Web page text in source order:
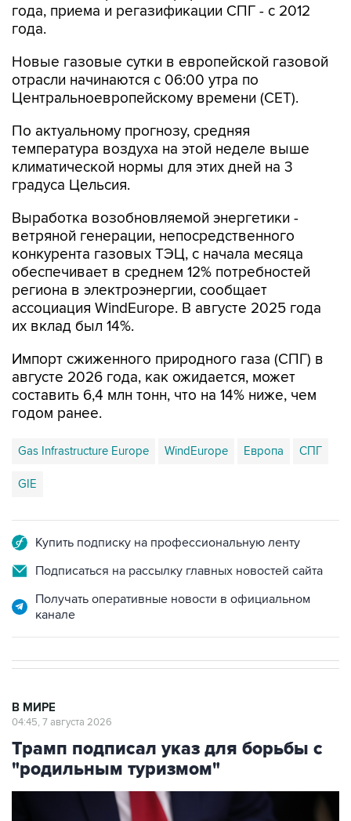
года, приема и регазификации СПГ - с 2012
года.
Новые газовые сутки в европейской газовой
отрасли начинаются c 06:00 утра по
Центральноевропейскому времени (CET).
По актуальному прогнозу, средняя
температура воздуха на этой неделе выше
климатической нормы для этих дней на 3
градуса Цельсия.
Выработка возобновляемой энергетики -
ветряной генерации, непосредственного
конкурента газовых ТЭЦ, с начала месяца
обеспечивает в среднем 12% потребностей
региона в электроэнергии, сообщает
ассоциация WindEurope. В августе 2025 года
их вклад был 14%.
Импорт сжиженного природного газа (СПГ) в
августе 2026 года, как ожидается, может
составить 6,4 млн тонн, что на 14% ниже, чем
годом ранее.
Gas Infrastructure Europe WindEurope Европа СПГ
GIE
Купить подписку на профессиональную ленту
Подписаться на рассылку главных новостей сайта
Получать оперативные новости в официальном
канале
В МИРЕ
04:45, 7 августа 2026
Трамп подписал указ для борьбы с
"родильным туризмом"